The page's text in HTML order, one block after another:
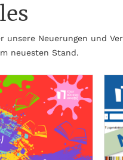
Neuerungen und
neuesten Stand.